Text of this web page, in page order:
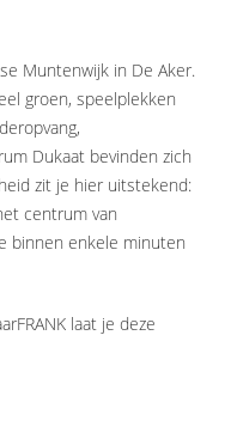
Muntenwijk in De Aker.
groen, speelplekken
Dukaat bevinden zich
zit je hier uitstekend:
centrum van
binnen enkele minuten
laat je deze